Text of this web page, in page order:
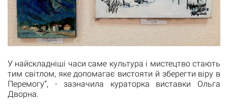
У найскладніші часи саме культура і мистецтво стають
тим світлом, яке допомагає вистояти й зберегти віру в
Перемогу”, - зазначила кураторка виставки Ольга
Дворна.